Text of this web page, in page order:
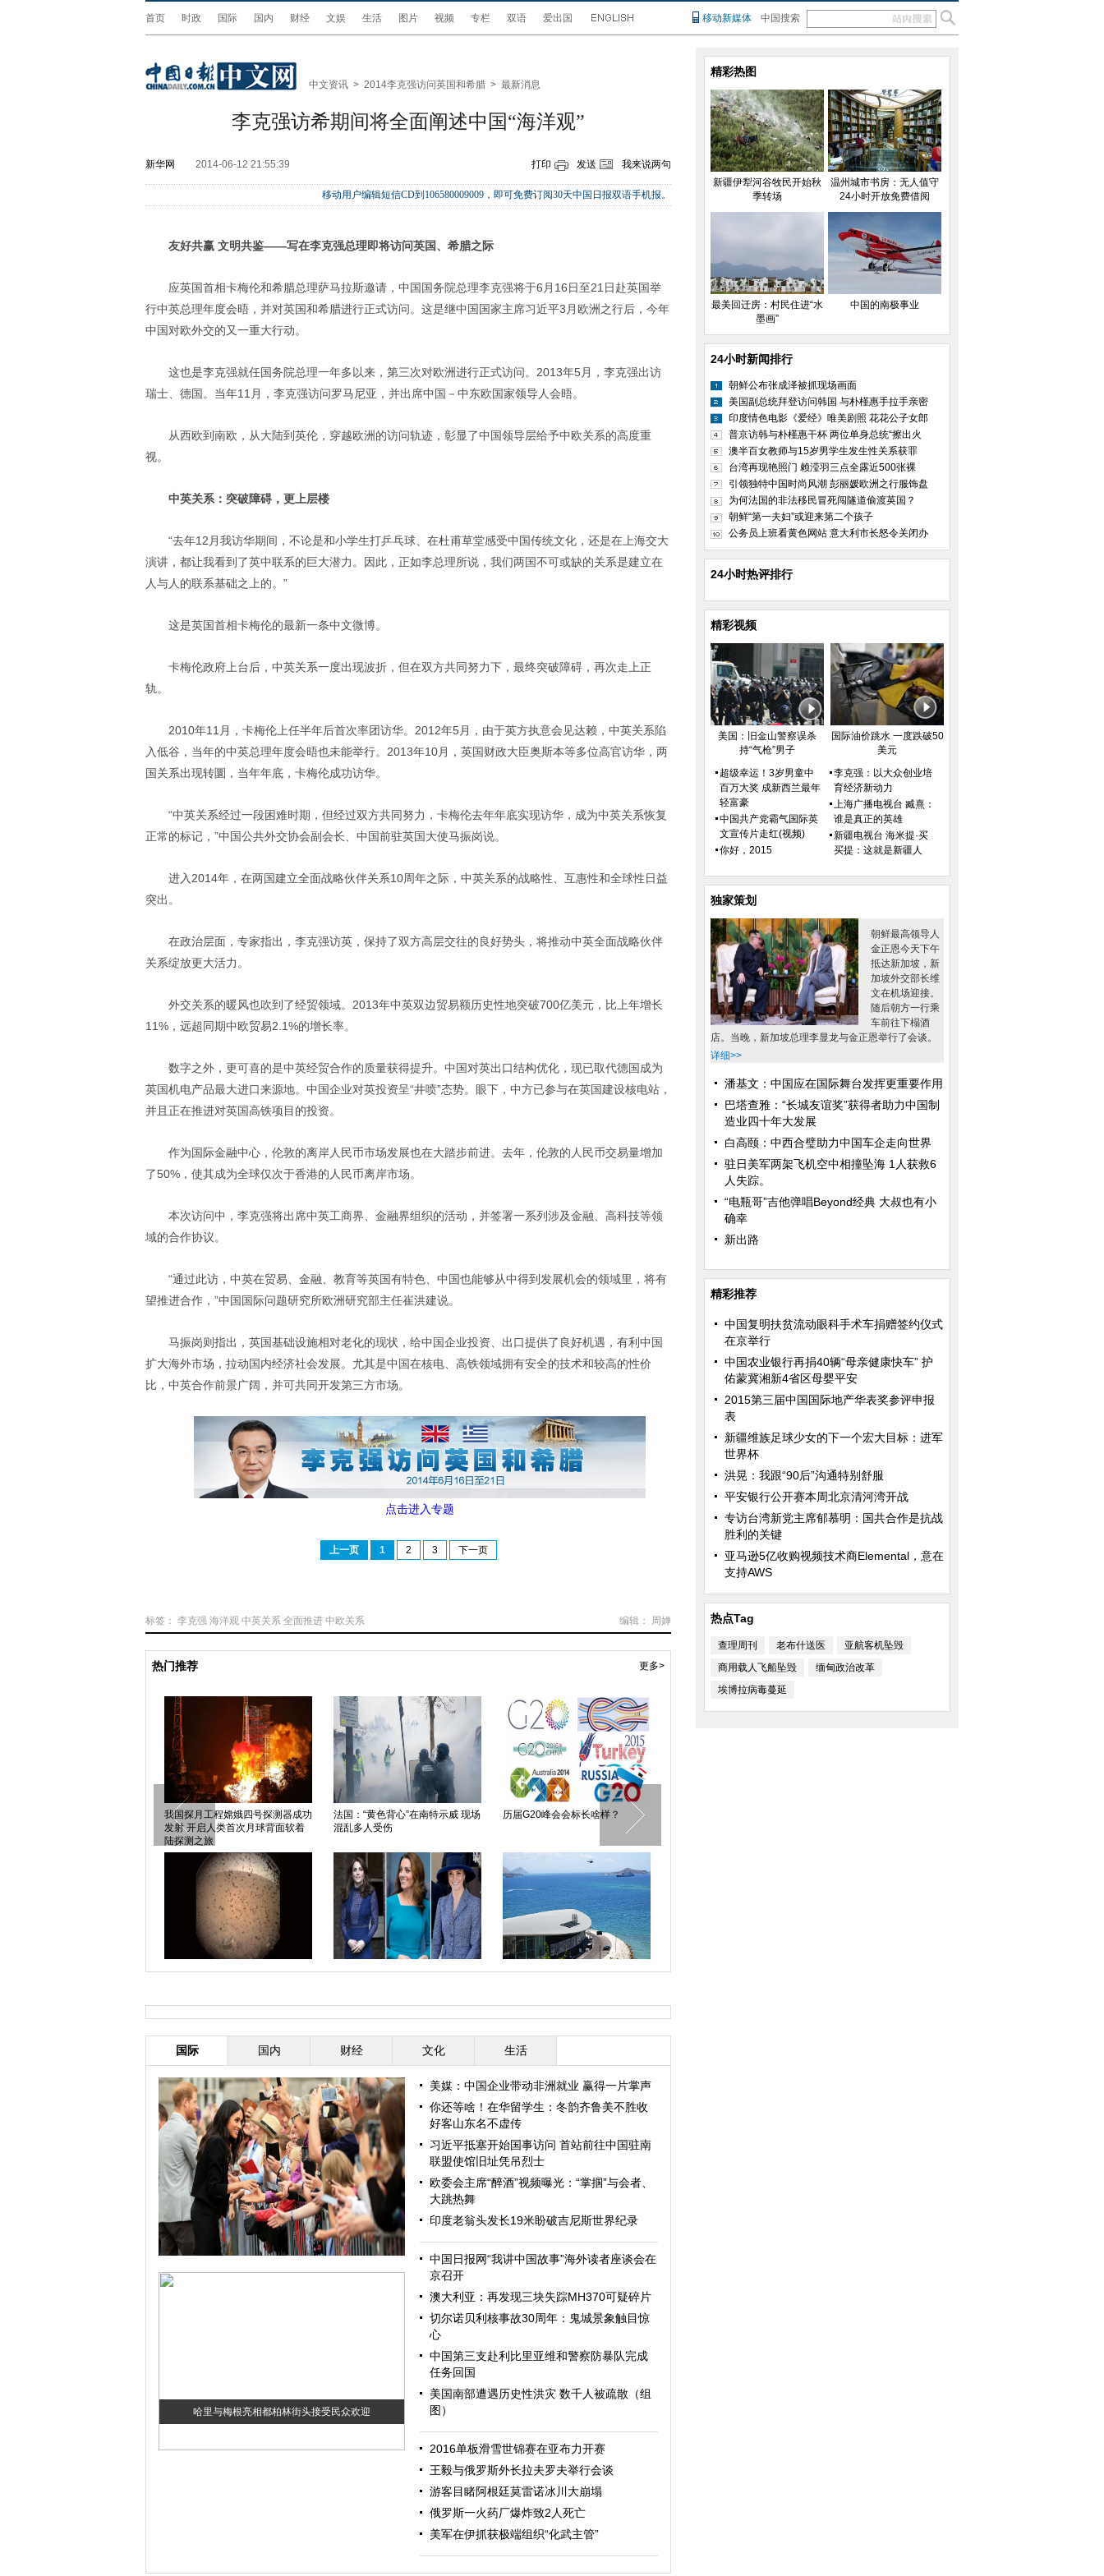
首页 时政 国际 国内 财经 文娱 生活 图片 视频 专栏 双语 爱出国 移动新媒体 中国搜索
中文资讯 > 2014李克强访问英国和希腊 > 最新消息
李克强访希期间将全面阐述中国“海洋观”
新华网 2014-06-12 21:55:39 打印 发送 我来说两句
移动用户编辑短信CD到106580009009，即可免费订阅30天中国日报双语手机报。
友好共赢 文明共鉴——写在李克强总理即将访问英国、希腊之际
应英国首相卡梅伦和希腊总理萨马拉斯邀请，中国国务院总理李克强将于6月16日至21日赴英国举
行中英总理年度会晤，并对英国和希腊进行正式访问。这是继中国国家主席习近平3月欧洲之行后，今年
中国对欧外交的又一重大行动。
这也是李克强就任国务院总理一年多以来，第三次对欧洲进行正式访问。2013年5月，李克强出访
瑞士、德国。当年11月，李克强访问罗马尼亚，并出席中国－中东欧国家领导人会晤。
从西欧到南欧，从大陆到英伦，穿越欧洲的访问轨迹，彰显了中国领导层给予中欧关系的高度重
视。
中英关系：突破障碍，更上层楼
“去年12月我访华期间，不论是和小学生打乒乓球、在杜甫草堂感受中国传统文化，还是在上海交大
演讲，都让我看到了英中联系的巨大潜力。因此，正如李总理所说，我们两国不可或缺的关系是建立在
人与人的联系基础之上的。”
这是英国首相卡梅伦的最新一条中文微博。
卡梅伦政府上台后，中英关系一度出现波折，但在双方共同努力下，最终突破障碍，再次走上正
轨。
2010年11月，卡梅伦上任半年后首次率团访华。2012年5月，由于英方执意会见达赖，中英关系陷
入低谷，当年的中英总理年度会晤也未能举行。2013年10月，英国财政大臣奥斯本等多位高官访华，两
国关系出现转圜，当年年底，卡梅伦成功访华。
“中英关系经过一段困难时期，但经过双方共同努力，卡梅伦去年年底实现访华，成为中英关系恢复
正常的标记，”中国公共外交协会副会长、中国前驻英国大使马振岗说。
进入2014年，在两国建立全面战略伙伴关系10周年之际，中英关系的战略性、互惠性和全球性日益
突出。
在政治层面，专家指出，李克强访英，保持了双方高层交往的良好势头，将推动中英全面战略伙伴
关系绽放更大活力。
外交关系的暖风也吹到了经贸领域。2013年中英双边贸易额历史性地突破700亿美元，比上年增长
11%，远超同期中欧贸易2.1%的增长率。
数字之外，更可喜的是中英经贸合作的质量获得提升。中国对英出口结构优化，现已取代德国成为
英国机电产品最大进口来源地。中国企业对英投资呈“井喷”态势。眼下，中方已参与在英国建设核电站，
并且正在推进对英国高铁项目的投资。
作为国际金融中心，伦敦的离岸人民币市场发展也在大踏步前进。去年，伦敦的人民币交易量增加
了50%，使其成为全球仅次于香港的人民币离岸市场。
本次访问中，李克强将出席中英工商界、金融界组织的活动，并签署一系列涉及金融、高科技等领
域的合作协议。
“通过此访，中英在贸易、金融、教育等英国有特色、中国也能够从中得到发展机会的领域里，将有
望推进合作，”中国国际问题研究所欧洲研究部主任崔洪建说。
马振岗则指出，英国基础设施相对老化的现状，给中国企业投资、出口提供了良好机遇，有利中国
扩大海外市场，拉动国内经济社会发展。尤其是中国在核电、高铁领域拥有安全的技术和较高的性价
比，中英合作前景广阔，并可共同开发第三方市场。
点击进入专题
上一页 1 2 3 下一页
编辑： 周婵
标签： 李克强 海洋观 中英关系 全面推进 中欧关系
热门推荐 更多>
我国探月工程嫦娥四号探测器成功
发射 开启人类首次月球背面软着
陆探测之旅
法国：“黄色背心”在南特示威 现场
混乱多人受伤
历届G20峰会会标长啥样？
“洞察”号无人探测器成功登陆火星
凯特王妃到底有多少件蓝色衣服？
巴新加强安保 迎接APEC峰会
国际 国内 财经 文化 生活
哈里与梅根亮相都柏林街头接受民众欢迎
美媒：中国企业带动非洲就业 赢得一片掌声
你还等啥！在华留学生：冬韵齐鲁美不胜收
好客山东名不虚传
习近平抵塞开始国事访问 首站前往中国驻南
联盟使馆旧址凭吊烈士
欧委会主席“醉酒”视频曝光：“掌掴”与会者、
大跳热舞
印度老翁头发长19米盼破吉尼斯世界纪录
中国日报网“我讲中国故事”海外读者座谈会在
京召开
澳大利亚：再发现三块失踪MH370可疑碎片
切尔诺贝利核事故30周年：鬼城景象触目惊
心
中国第三支赴利比里亚维和警察防暴队完成
任务回国
美国南部遭遇历史性洪灾 数千人被疏散（组
图）
2016单板滑雪世锦赛在亚布力开赛
王毅与俄罗斯外长拉夫罗夫举行会谈
游客目睹阿根廷莫雷诺冰川大崩塌
俄罗斯一火药厂爆炸致2人死亡
美军在伊抓获极端组织“化武主管”
精彩热图
新疆伊犁河谷牧民开始秋
季转场
温州城市书房：无人值守
24小时开放免费借阅
最美回迁房：村民住进“水
墨画”
中国的南极事业
24小时新闻排行
朝鲜公布张成泽被抓现场画面
美国副总统拜登访问韩国 与朴槿惠手拉手亲密
印度情色电影《爱经》唯美剧照 花花公子女郎
普京访韩与朴槿惠干杯 两位单身总统“擦出火
澳半百女教师与15岁男学生发生性关系获罪
台湾再现艳照门 赖滢羽三点全露近500张裸
引领独特中国时尚风潮 彭丽媛欧洲之行服饰盘
为何法国的非法移民冒死闯隧道偷渡英国？
朝鲜“第一夫妇”或迎来第二个孩子
公务员上班看黄色网站 意大利市长怒令关闭办
24小时热评排行
精彩视频
美国：旧金山警察误杀
持“气枪”男子
国际油价跳水 一度跌破50
美元
超级幸运！3岁男童中
百万大奖 成新西兰最年
轻富豪
中国共产党霸气国际英
文宣传片走红(视频)
你好，2015
李克强：以大众创业培
育经济新动力
上海广播电视台 臧熹：
谁是真正的英雄
新疆电视台 海米提·买
买提：这就是新疆人
独家策划
朝鲜最高领导人
金正恩今天下午
抵达新加坡，新
加坡外交部长维
文在机场迎接。
随后朝方一行乘
车前往下榻酒
店。当晚，新加坡总理李显龙与金正恩举行了会谈。
详细>>
潘基文：中国应在国际舞台发挥更重要作用
巴塔查雅：“长城友谊奖”获得者助力中国制
造业四十年大发展
白高颐：中西合璧助力中国车企走向世界
驻日美军两架飞机空中相撞坠海 1人获救6
人失踪。
“电瓶哥”吉他弹唱Beyond经典 大叔也有小
确幸
新出路
精彩推荐
中国复明扶贫流动眼科手术车捐赠签约仪式
在京举行
中国农业银行再捐40辆“母亲健康快车” 护
佑蒙冀湘新4省区母婴平安
2015第三届中国国际地产华表奖参评申报
表
新疆维族足球少女的下一个宏大目标：进军
世界杯
洪晃：我跟“90后”沟通特别舒服
平安银行公开赛本周北京清河湾开战
专访台湾新党主席郁慕明：国共合作是抗战
胜利的关键
亚马逊5亿收购视频技术商Elemental，意在
支持AWS
热点Tag
查理周刊 老布什送医
亚航客机坠毁
商用载人飞船坠毁
缅甸政治改革
埃博拉病毒蔓延